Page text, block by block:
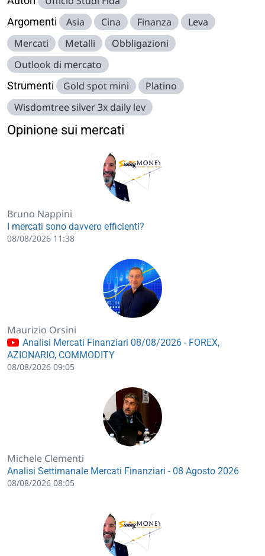
Argomenti Asia Cina Finanza
Leva
Mercati
Metalli
Obbligazioni
Outlook di mercato
Strumenti Gold spot mini
Platino
Wisdomtree silver 3x daily lev
Opinione sui mercati
Bruno Nappini
I mercati sono davvero efficienti?
08/08/2026 11:38
Maurizio Orsini
Analisi Mercati Finanziari 08/08/2026 - FOREX,
AZIONARIO, COMMODITY
08/08/2026 09:05
Michele Clementi
Analisi Settimanale Mercati Finanziari - 08 Agosto 2026
08/08/2026 08:05